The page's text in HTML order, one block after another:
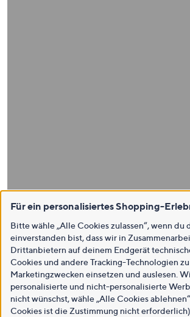
Für ein personalisiertes Shopping-
Bitte wähle „Alle Cookies zulassen“, wenn du
einverstanden bist, dass wir in
Drittanbietern auf deinem Endgerät
Cookies und andere Tracking-Technologien
Marketingzwecken einsetzen und auslesen.
personalisierte und nicht-personalisierte
nicht wünschst, wähle „Alle Cookies
Cookies ist die Zustimmung nicht